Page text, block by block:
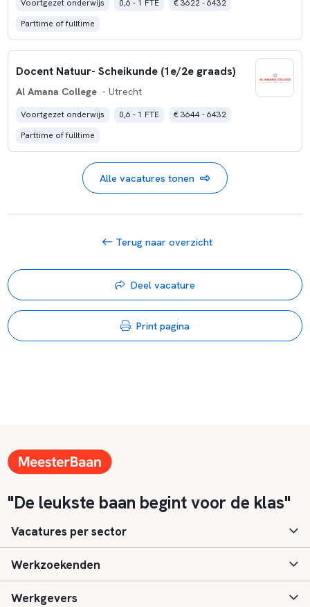
Voortgezet onderwijs 0,6 - 1 FTE
€ 3622 - 6432
Parttime of fulltime
Docent Natuur- Scheikunde (1e/2e graads)
Al Amana College - Utrecht
Voortgezet onderwijs 0,6 - 1 FTE
€ 3644 - 6432
Parttime of fulltime
Alle vacatures tonen
Terug naar overzicht
Deel vacature
Print pagina
"De leukste baan begint voor de klas"
Vacatures per sector
Basisonderwijs
Speciaal (basis) onderwijs
Werkzoekenden
Aanmelden
Werkgevers